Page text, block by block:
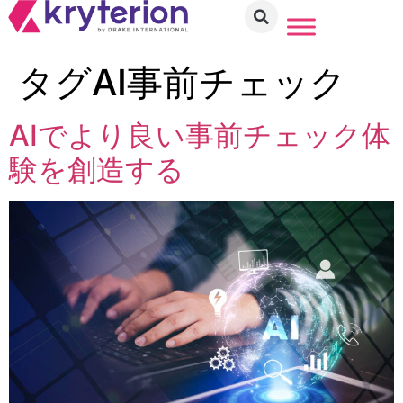
タグAI事前チェック
AIでより良い事前チェック体
験を創造する